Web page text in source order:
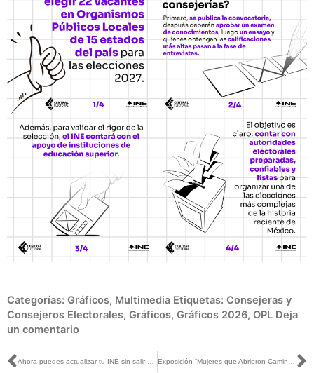
Categorías: Gráficos, Multimedia Etiquetas: Consejeras y
Consejeros Electorales, Gráficos, Gráficos 2026, OPL Deja
un comentario
Ant